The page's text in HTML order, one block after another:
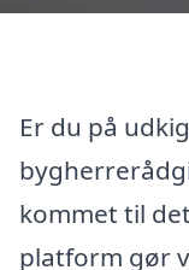
Er du på
kommet til
platform gør